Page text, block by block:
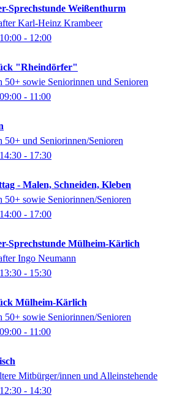
Sprechstunde Weißenthurm
Karl-Heinz Krambeer
10:00 - 12:00
"Rheindörfer"
50+ sowie Seniorinnen und Senioren
09:00 - 11:00
50+ und Seniorinnen/Senioren
14:30 - 17:30
- Malen, Schneiden, Kleben
50+ sowie Seniorinnen/Senioren
14:00 - 17:00
Sprechstunde Mülheim-Kärlich
Ingo Neumann
13:30 - 15:30
Mülheim-Kärlich
50+ sowie Seniorinnen/Senioren
09:00 - 11:00
Mitbürger/innen und Alleinstehende
12:30 - 14:30